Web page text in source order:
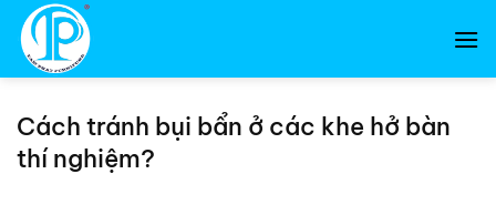
qua
Cách tránh bụi bẩn ở các khe hở bàn
thí nghiệm?